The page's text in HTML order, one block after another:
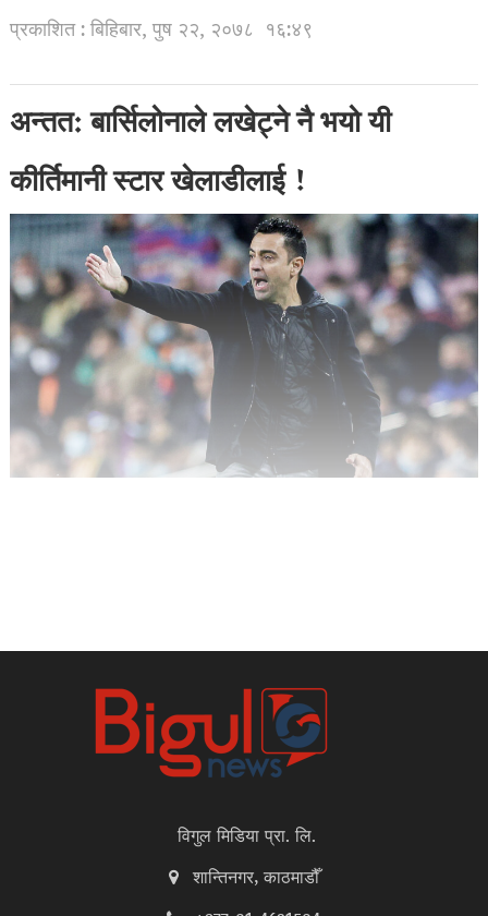
प्रकाशित : बिहिबार, पुष २२, २०७८ १६:४९
अन्तत: बार्सिलोनाले लखेट्ने नै भयो यी
कीर्तिमानी स्टार खेलाडीलाई !
विगुल मिडिया प्रा. लि.
शान्तिनगर, काठमाडौँ